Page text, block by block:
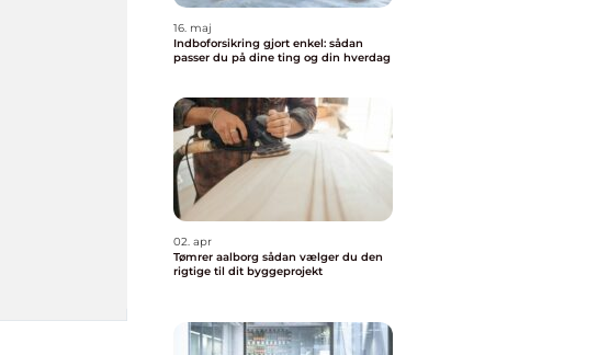
16. maj
Indboforsikring gjort enkel: sådan
passer du på dine ting og din hverdag
02. apr
Tømrer aalborg sådan vælger du den
rigtige til dit byggeprojekt